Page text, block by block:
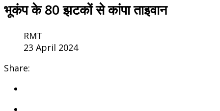
भूकंप के 80 झटकों से कांपा ताइवान
RMT
23 April 2024
Share: